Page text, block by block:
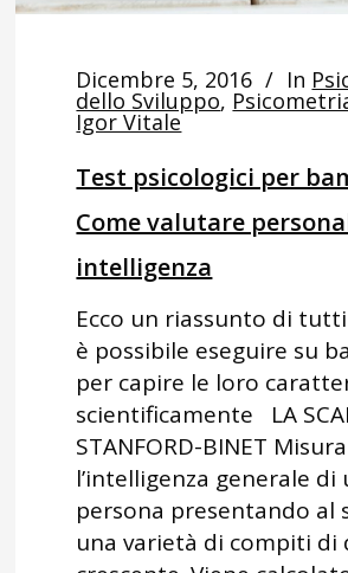
Dicembre 5, 2016 In
dello Sviluppo,
Igor Vitale
Test psicologici per
Come valutare
intelligenza
Ecco un riassunto di
è possibile eseguire su
per capire le loro
scientificamente LA
STANFORD-BINET Misura
l’intelligenza generale di
persona presentando al
una varietà di compiti di